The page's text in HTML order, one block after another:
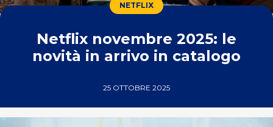
NETFLIX
Netflix novembre 2025: le
novità in arrivo in catalogo
25 OTTOBRE 2025